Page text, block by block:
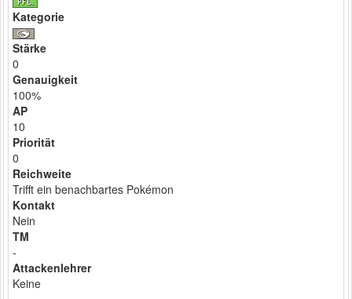
Kategorie
Stärke
0
Genauigkeit
100%
AP
10
Priorität
0
Reichweite
Trifft ein benachbartes Pokémon
Kontakt
Nein
TM
-
Attackenlehrer
Keine